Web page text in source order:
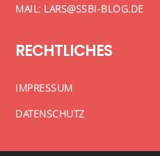
MAIL: LARS@SSBI-BLOG.DE
RECHTLICHES
IMPRESSUM
DATENSCHUTZ